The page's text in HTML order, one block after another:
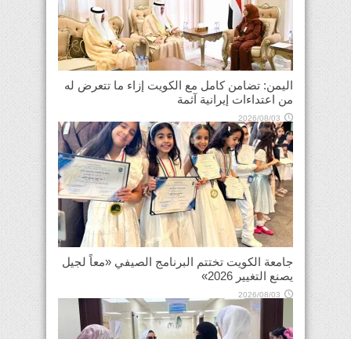
اليمن: تضامن كامل مع الكويت إزاء ما تتعرض له
من اعتداءات إيرانية آثمة
2026/08/03
جامعة الكويت تختتم البرنامج الصيفي «معاً لجيل
يصنع التغيير 2026»
2026/08/03